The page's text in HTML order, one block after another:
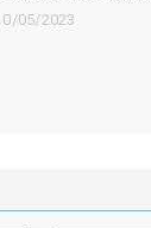
05/2023